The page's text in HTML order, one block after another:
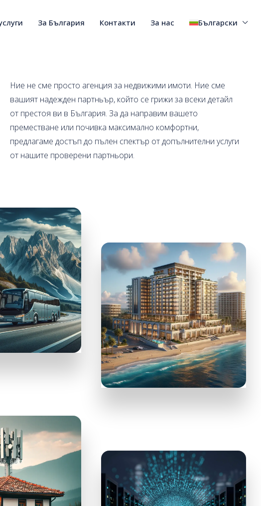
За България Контакти За нас Български
Ние не сме просто агенция за недвижими имоти. Ние сме
вашият надежден партньър, който се грижи за всеки детайл
от престоя ви в България. За да направим вашето
преместване или почивка максимално комфортни,
предлагаме достъп до пълен спектър от допълнителни услуги
от нашите проверени партньори.